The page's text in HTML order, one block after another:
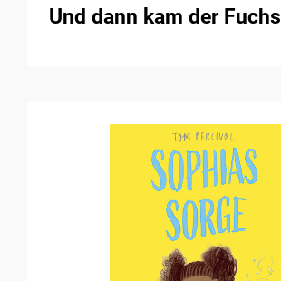
Und dann kam der Fuchs